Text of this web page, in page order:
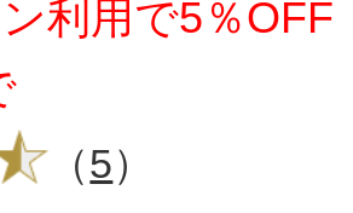
利用で5％OFF｜
（5）